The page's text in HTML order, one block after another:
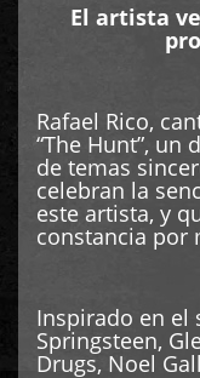
El artista
Rafael Rico,
“The Hunt”, un
de temas
celebran la
este artista, y
constancia por
Inspirado en el
Springsteen,
Drugs, Noel